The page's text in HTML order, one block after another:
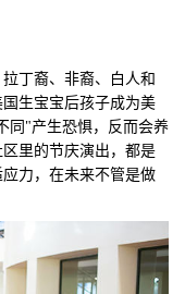
丁裔、非裔、白人和
生宝宝后孩子成为美
同"产生恐惧，反而会养
里的节庆演出，都是
力，在未来不管是做